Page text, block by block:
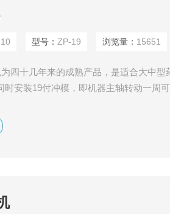
型号： ZP-19 浏览量： 15651
四十几年来的成熟产品，是适合大中型
时安装19付冲模，即机器主轴转动一周